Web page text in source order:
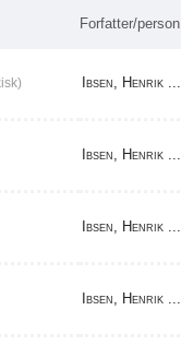
Forfatter/person
Ibsen, Henrik ...
Ibsen, Henrik ...
Ibsen, Henrik ...
Ibsen, Henrik ...